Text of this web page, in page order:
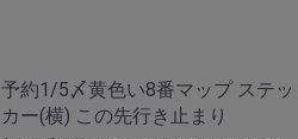
予約1/5〆黄色い8番マップ ステッ
カー(横) この先行き止まり